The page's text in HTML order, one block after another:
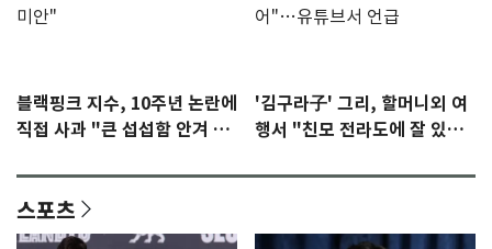
블랙핑크 지수, 10주년 논란에
직접 사과 "큰 섭섭함 안겨 미
'김구라子' 그리, 할머니외 여
행서 "친모 전라도에 잘 있
스포츠